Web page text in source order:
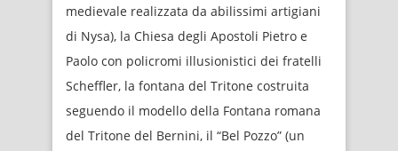
medievale realizzata da abilissimi artigiani
di Nysa), la Chiesa degli Apostoli Pietro e
Paolo con policromi illusionistici dei fratelli
Scheffler, la fontana del Tritone costruita
seguendo il modello della Fontana romana
del Tritone del Bernini, il “Bel Pozzo” (un